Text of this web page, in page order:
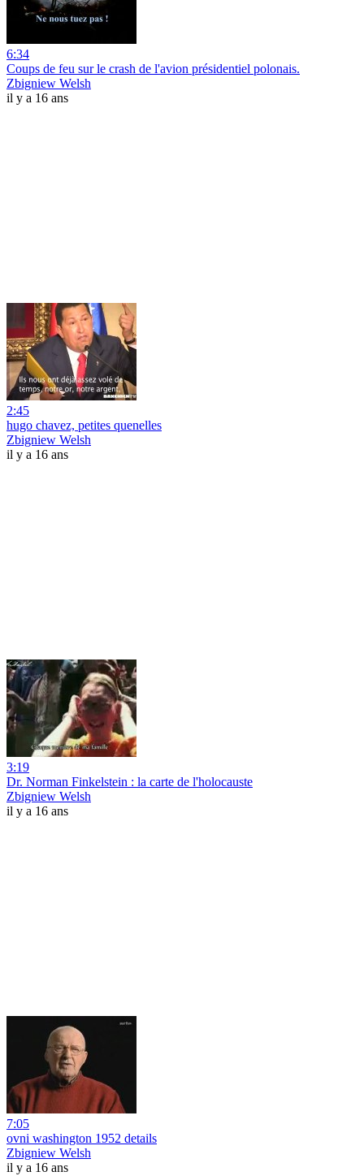
6:34
Coups de feu sur le crash de l'avion présidentiel polonais.
Zbigniew Welsh
il y a 16 ans
2:45
hugo chavez, petites quenelles
Zbigniew Welsh
il y a 16 ans
3:19
Dr. Norman Finkelstein : la carte de l'holocauste
Zbigniew Welsh
il y a 16 ans
7:05
ovni washington 1952 details
Zbigniew Welsh
il y a 16 ans